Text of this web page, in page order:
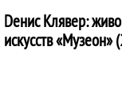
Dенис Клявер:
искусств «Музеон»